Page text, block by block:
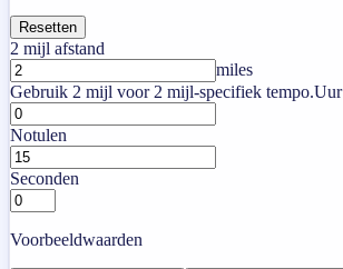
Resetten
2 mijl afstand
miles
Gebruik 2 mijl voor 2 mijl-specifiek tempo.Uur
Notulen
Seconden
Voorbeeldwaarden